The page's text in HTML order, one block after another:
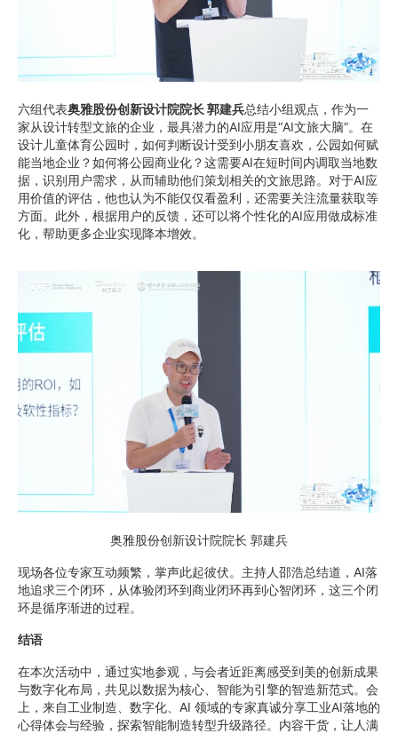
六组代表奥雅股份创新设计院院长郭建兵总结小组观点，作为一
家从设计转型文旅的企业，最具潜力的AI应用是“AI文旅大脑”。在
设计儿童体育公园时，如何判断设计受到小朋友喜欢，公园如何赋
能当地企业？如何将公园商业化？这需要AI在短时间内调取当地数
据，识别用户需求，从而辅助他们策划相关的文旅思路。对于AI应
用价值的评估，他也认为不能仅仅看盈利，还需要关注流量获取等
方面。此外，根据用户的反馈，还可以将个性化的AI应用做成标准
化，帮助更多企业实现降本增效。
奥雅股份创新设计院院长 郭建兵
现场各位专家互动频繁，掌声此起彼伏。主持人邵浩总结道，AI落
地追求三个闭环，从体验闭环到商业闭环再到心智闭环，这三个闭
环是循序渐进的过程。
结语
在本次活动中，通过实地参观，与会者近距离感受到美的创新成果
与数字化布局，共见以数据为核心、智能为引擎的智造新范式。会
上，来自工业制造、数字化、AI 领域的专家真诚分享工业AI落地的
心得体会与经验，探索智能制造转型升级路径。内容干货，让人满